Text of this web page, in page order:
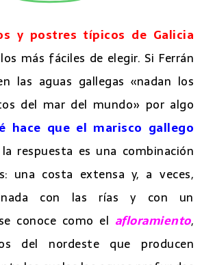
y postres típicos de Galicia
más fáciles de elegir. Si Ferrán
las aguas gallegas «nadan los
del mar del mundo» por algo
hace que el marisco gallego
respuesta es una combinación
una costa extensa y, a veces,
con las rías y con un
conoce como el afloramiento,
del nordeste que producen